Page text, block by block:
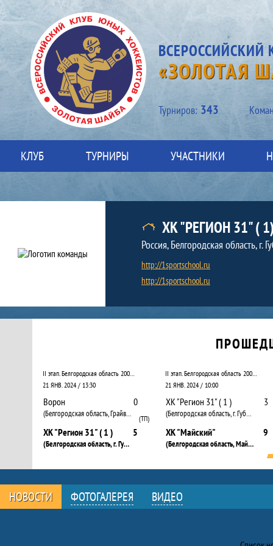
«ЗОЛОТАЯ
Турниров: 343
КЛУБ ТУРНИРЫ УЧАСТНИКИ
Команда
Краткая информация о команде
ХК "РЕГИОН 31" (
Россия, Белгородская область, г.
http://1sportschool.ru
http://1sportschool.ru
Календарь прошедших и будущих матчей
II этап. Белгородская область 2009 – 2010 (старшая группа ). Дивизион А
21 ЯНВ. 2024 / 13:30
Ворон
(Белгородская область, Грайворон г.)
0
(ТП)
ХК "Регион 31" ( 1 )
(Белгородская область, г. Губкин)
5
II этап. Белгородская область 2009 – 2010 (старшая группа ). Дивизион А
21 ЯНВ. 2024 / 10:00
ХК "Регион 31" ( 1 )
(Белгородская область, г. Губкин)
3
ХК "Майский"
(Белгородская область, Майский п.)
9
НОВОСТИ ФОТОГАЛЕРЕЯ ВИДЕО